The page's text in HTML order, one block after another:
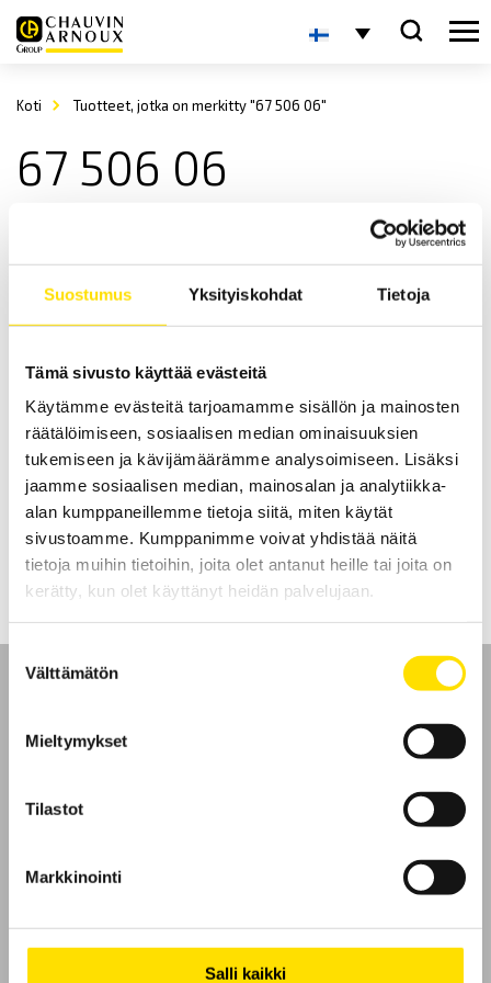
Suostumus Yksityiskohdat Tietoja
Tämä sivusto käyttää evästeitä
Käytämme evästeitä tarjoamamme sisällön ja mainosten
räätälöimiseen, sosiaalisen median ominaisuuksien
tukemiseen ja kävijämäärämme analysoimiseen. Lisäksi
jaamme sosiaalisen median, mainosalan ja analytiikka-
alan kumppaneillemme tietoja siitä, miten käytät
sivustoamme. Kumppanimme voivat yhdistää näitä
tietoja muihin tietoihin, joita olet antanut heille tai joita on
kerätty, kun olet käyttänyt heidän palvelujaan.
Suostumuksen
valinta
Välttämätön
Mieltymykset
Tilastot
Markkinointi
Salli kaikki
Koti Tuotteet, jotka on merkitty "67 506 06"
67 506 06
PEL115 Virta-, teho- ja energiatallennin IP67 WIFI-
yhteydellä
IP67 AC+DC TRMS Teho- ja energiatallennin Bluetooth, USB,
Ethernet, WIFI sekä SIM-korttipaikka
kommunikointimahdollisuuksilla.
LUE LISÄÄ
GDPR